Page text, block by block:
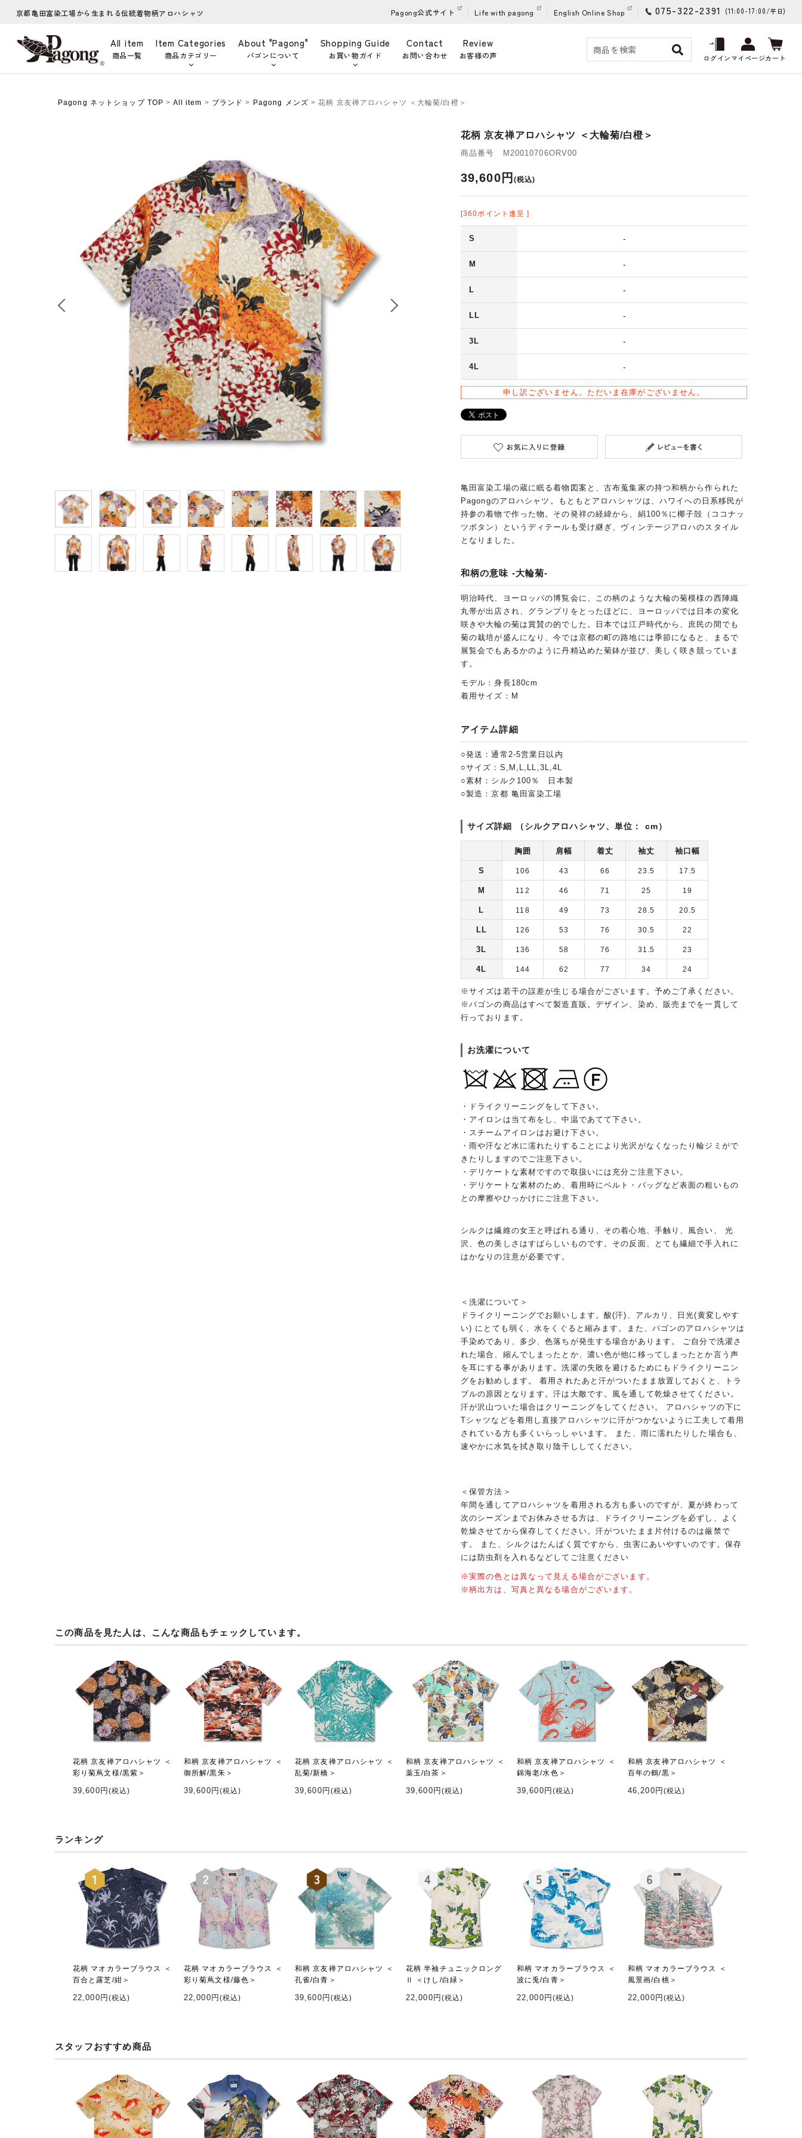
京都亀田富染工場から生まれる伝統着物柄アロハシャツ Pagong公式サイト Life with pagong English Online Shop 075-322-2391 (11:00-17:00/平日)
All item
商品一覧
Item Categories
商品カテゴリー
About "Pagong"
パゴンについて
Shopping Guide
お買い物ガイド
Contact
お問い合わせ
Review
お客様の声 ログインマイページカート
Pagong ネットショップ TOP > All item > ブランド > Pagong メンズ > 花柄 京友禅アロハシャツ ＜大輪菊/白橙＞
花柄 京友禅アロハシャツ ＜大輪菊/白橙＞
商品番号 M20010706ORV00
39,600円 (税込)
[360ポイント進呈 ]
S -
M -
L -
LL -
3L -
4L -
申し訳ございません。ただいま在庫がございません。
亀田富染工場の蔵に眠る着物図案と、古布蒐集家の持つ和柄から作られた
Pagongのアロハシャツ。もともとアロハシャツは、ハワイへの日系移民が
持参の着物で作った物。その発祥の経緯から、絹100％に椰子殻（ココナッ
ツボタン）というディテールも受け継ぎ、ヴィンテージアロハのスタイル
となりました。
和柄の意味 -大輪菊-
明治時代、ヨーロッパの博覧会に、この柄のような大輪の菊模様の西陣織
丸帯が出店され、グランプリをとったほどに、ヨーロッパでは日本の変化
咲きや大輪の菊は賞賛の的でした。日本では江戸時代から、庶民の間でも
菊の栽培が盛んになり、今では京都の町の路地には季節になると、まるで
展覧会でもあるかのように丹精込めた菊鉢が並び、美しく咲き競っていま
す。
モデル：身長180cm
着用サイズ：M
アイテム詳細
○発送：通常2-5営業日以内
○サイズ：S,M,L,LL,3L,4L
○素材：シルク100％ 日本製
○製造：京都 亀田富染工場
サイズ詳細 （シルクアロハシャツ、単位： cm）
胸囲 肩幅 着丈 袖丈 袖口幅
S 106 43 66 23.5 17.5
M 112 46 71 25 19
L 118 49 73 28.5 20.5
LL 126 53 76 30.5 22
3L 136 58 76 31.5 23
4L 144 62 77 34 24
※サイズは若干の誤差が生じる場合がございます。予めご了承ください。
※パゴンの商品はすべて製造直販。デザイン、染め、販売までを一貫して
行っております。
お洗濯について
・ドライクリーニングをして下さい。
・アイロンは当て布をし、中温であてて下さい。
・スチームアイロンはお避け下さい。
・雨や汗など水に濡れたりすることにより光沢がなくなったり輪ジミがで
きたりしますのでご注意下さい。
・デリケートな素材ですので取扱いには充分ご注意下さい。
・デリケートな素材のため、着用時にベルト・バッグなど表面の粗いもの
との摩擦やひっかけにご注意下さい。
シルクは繊維の女王と呼ばれる通り、その着心地、手触り、風合い、 光
沢、色の美しさはすばらしいものです。その反面、とても繊細で手入れに
はかなりの注意が必要です。
＜洗濯について＞
ドライクリーニングでお願いします。酸(汗)、アルカリ、日光(黄変しやす
い) にとても弱く、水をくぐると縮みます。また、パゴンのアロハシャツは
手染めであり、多少、色落ちが発生する場合があります。 ご自分で洗濯さ
れた場合、縮んでしまったとか、濃い色が他に移ってしまったとか言う声
を耳にする事があります。洗濯の失敗を避けるためにもドライクリーニン
グをお勧めします。 着用されたあと汗がついたまま放置しておくと、トラ
ブルの原因となります。汗は大敵です。風を通して乾燥させてください。
汗が沢山ついた場合はクリーニングをしてください。 アロハシャツの下に
Tシャツなどを着用し直接アロハシャツに汗がつかないように工夫して着用
されている方も多くいらっしゃいます。 また、雨に濡れたりした場合も、
速やかに水気を拭き取り陰干ししてください。
＜保管方法＞
年間を通してアロハシャツを着用される方も多いのですが、夏が終わって
次のシーズンまでお休みさせる方は、ドライクリーニングを必ずし、よく
乾燥させてから保存してください。汗がついたまま片付けるのは厳禁で
す。 また、シルクはたんぱく質ですから、虫害にあいやすいのです。保存
には防虫剤を入れるなどしてご注意ください
※実際の色とは異なって見える場合がございます。
※柄出方は、写真と異なる場合がございます。
この商品を見た人は、こんな商品もチェックしています。
花柄 京友禅アロハシャツ ＜
彩り菊蔦文様/黒紫＞
39,600円 (税込)
和柄 京友禅アロハシャツ ＜
御所解/黒朱＞
39,600円 (税込)
花柄 京友禅アロハシャツ ＜
乱菊/新橋＞
39,600円 (税込)
和柄 京友禅アロハシャツ ＜
薬玉/白茶＞
39,600円 (税込)
和柄 京友禅アロハシャツ ＜
錦海老/水色＞
39,600円 (税込)
和柄 京友禅アロハシャツ ＜
百年の鶴/黒＞
46,200円 (税込)
ランキング
花柄 マオカラーブラウス ＜
百合と露芝/紺＞
22,000円 (税込)
花柄 マオカラーブラウス ＜
彩り菊蔦文様/藤色＞
22,000円 (税込)
和柄 京友禅アロハシャツ ＜
孔雀/白青＞
39,600円 (税込)
花柄 半袖チュニックロング
Ⅱ ＜けし/白緑＞
22,000円 (税込)
和柄 マオカラーブラウス ＜
波に兎/白青＞
22,000円 (税込)
和柄 マオカラーブラウス ＜
風景画/白桃＞
22,000円 (税込)
スタッフおすすめ商品